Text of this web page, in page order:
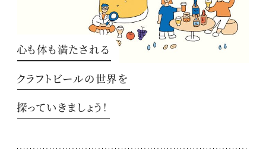
心も体も満たされる
クラフトビールの世界を
探っていきましょう！